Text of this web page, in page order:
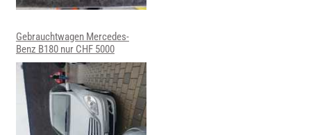
Gebrauchtwagen Mercedes-
Benz B180 nur CHF 5000